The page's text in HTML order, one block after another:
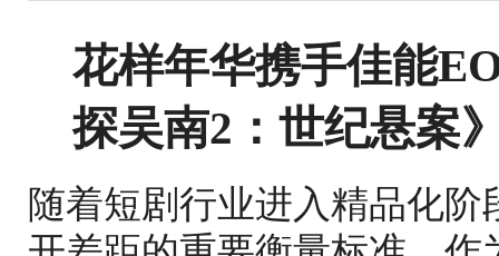
花样年华携手佳能
探吴南2：世纪悬案
随着短剧行业进入精品化